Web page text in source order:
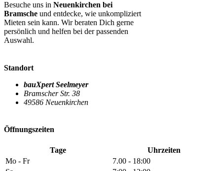
Besuche uns in Neuenkirchen bei
Bramsche und entdecke, wie unkompliziert
Mieten sein kann. Wir beraten Dich gerne
persönlich und helfen bei der passenden
Auswahl.
Standort
bauXpert Seelmeyer
Bramscher Str. 38
49586 Neuenkirchen
Öffnungszeiten
Tage
Uhrzeiten
Mo - Fr
7.00 - 18:00